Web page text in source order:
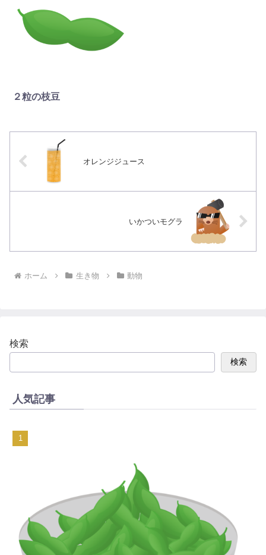
２粒の枝豆
オレンジジュース
いかついモグラ
ホーム 生き物 動物
検索
検索
人気記事